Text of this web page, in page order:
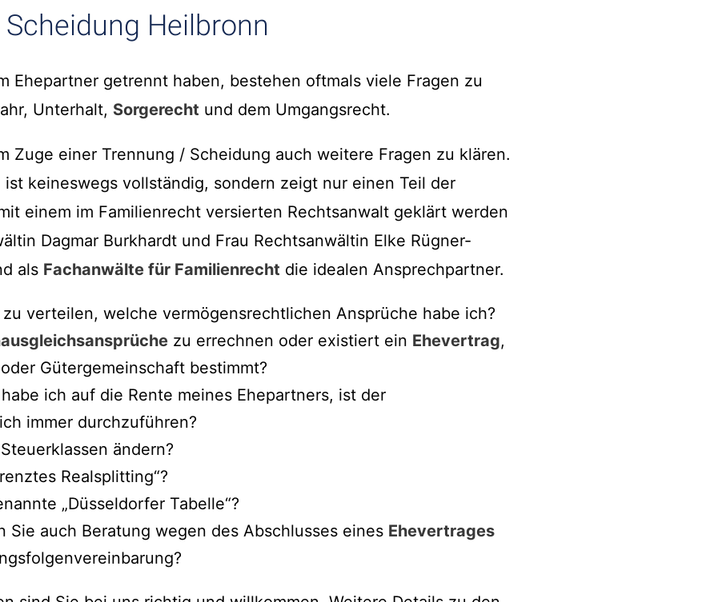
Heilbronn
Ehepartner getrennt haben, bestehen oftmals viele Fragen zu
Unterhalt, Sorgerecht und dem Umgangsrecht.
Zuge einer Trennung / Scheidung auch weitere Fragen zu klären.
keineswegs vollständig, sondern zeigt nur einen Teil der
einem im Familienrecht versierten Rechtsanwalt geklärt werden
Dagmar Burkhardt und Frau Rechtsanwältin Elke Rügner-
als Fachanwälte für Familienrecht die idealen Ansprechpartner.
verteilen, welche vermögensrechtlichen Ansprüche habe ich?
zu errechnen oder existiert ein Ehevertrag,
Gütergemeinschaft bestimmt?
ich auf die Rente meines Ehepartners, ist der
immer durchzuführen?
ändern?
Realsplitting“?
„Düsseldorfer Tabelle“?
Sie auch Beratung wegen des Abschlusses eines Ehevertrages